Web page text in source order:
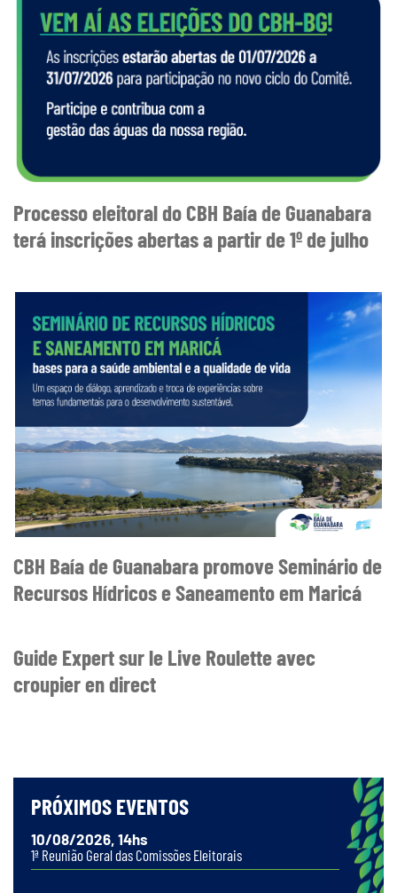
Processo eleitoral do CBH Baía de Guanabara
terá inscrições abertas a partir de 1º de julho
CBH Baía de Guanabara promove Seminário de
Recursos Hídricos e Saneamento em Maricá
Guide Expert sur le Live Roulette avec
croupier en direct
PRÓXIMOS EVENTOS
10/08/2026, 14hs
1ª Reunião Geral das Comissões Eleitorais